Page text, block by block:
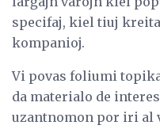
specifaj, kiel tiuj
kompanioj.
Vi povas foliumi
da materialo de
uzantnomon por iri al